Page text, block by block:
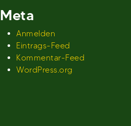
Meta
Anmelden
Eintrags-Feed
Kommentar-Feed
WordPress.org